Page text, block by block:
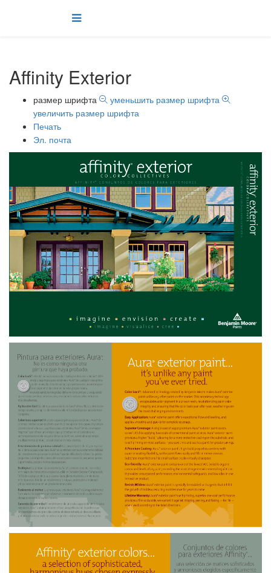
Affinity Exterior
размер шрифта
уменьшить размер шрифта
увеличить размер шрифта
Печать
Эл. почта